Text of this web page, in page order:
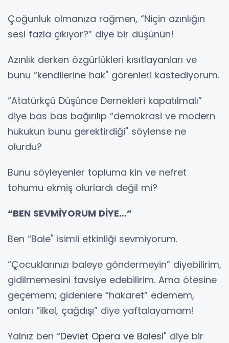
Çoğunluk olmanıza rağmen, “Niçin azınlığın
sesi fazla çıkıyor?” diye bir düşünün!
Azınlık derken özgürlükleri kısıtlayanları ve
bunu “kendilerine hak" görenleri kastediyorum.
“Atatürkçü Düşünce Dernekleri kapatılmalı”
diye bas bas bağırılıp “demokrasi ve modern
hukukun bunu gerektirdiği" söylense ne
olurdu?
Bunu söyleyenler topluma kin ve nefret
tohumu ekmiş olurlardı değil mi?
“BEN SEVMİYORUM DİYE...”
Ben “Bale" isimli etkinliği sevmiyorum.
“Çocuklarınızı baleye göndermeyin” diyebilirim,
gidilmemesini tavsiye edebilirim. Ama ötesine
geçemem; gidenlere “hakaret” edemem,
onları “ilkel, çağdışı” diye yaftalayamam!
Yalnız ben “Devlet Opera ve Balesi" diye bir